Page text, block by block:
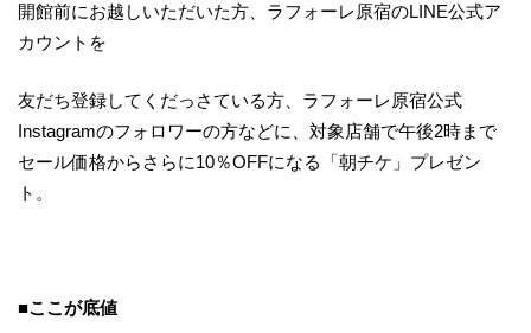
開館前にお越しいただいた方、ラフォーレ原宿のLINE公式ア
カウントを
友だち登録してくだっさている方、ラフォーレ原宿公式
Instagramのフォロワーの方などに、対象店舗で午後2時まで
セール価格からさらに10％OFFになる「朝チケ」プレゼン
ト。
■ここが底値